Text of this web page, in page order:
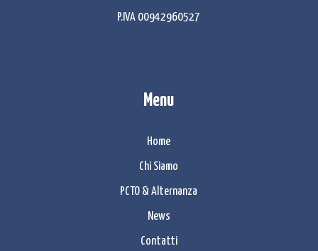
P.IVA 00942960527
Menu
Home
Chi Siamo
PCTO & Alternanza
News
Contatti